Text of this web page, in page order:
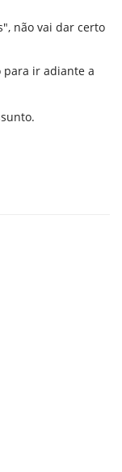
não vai dar certo
para ir adiante a